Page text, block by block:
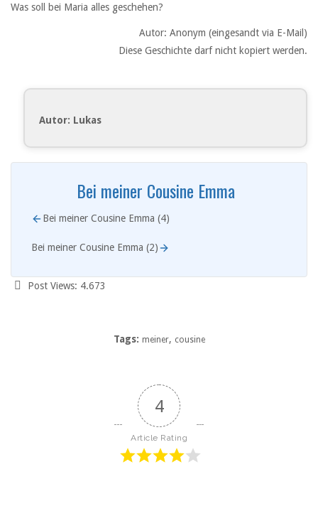
Was soll bei Maria alles geschehen?
Autor: Anonym (eingesandt via E-Mail)
Diese Geschichte darf nicht kopiert werden.
Autor: Lukas
Bei meiner Cousine Emma
Bei meiner Cousine Emma (4)
Bei meiner Cousine Emma (2)
Post Views: 4.673
Tags: meiner, cousine
4
Article Rating